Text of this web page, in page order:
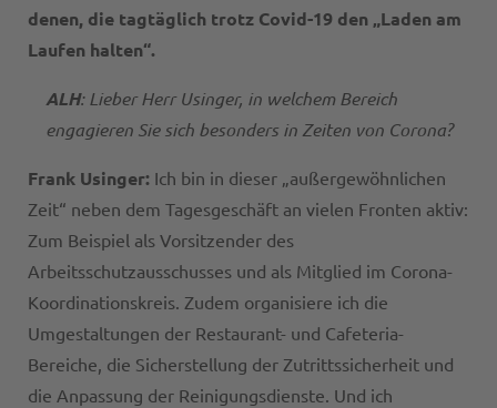
denen, die tagtäglich trotz Covid-19 den „Laden am
Laufen halten“.
ALH: Lieber Herr Usinger, in welchem Bereich
engagieren Sie sich besonders in Zeiten von Corona?
Frank Usinger: Ich bin in dieser „außergewöhnlichen
Zeit“ neben dem Tagesgeschäft an vielen Fronten aktiv:
Zum Beispiel als Vorsitzender des
Arbeitsschutzausschusses und als Mitglied im Corona-
Koordinationskreis. Zudem organisiere ich die
Umgestaltungen der Restaurant- und Cafeteria-
Bereiche, die Sicherstellung der Zutrittssicherheit und
die Anpassung der Reinigungsdienste. Und ich